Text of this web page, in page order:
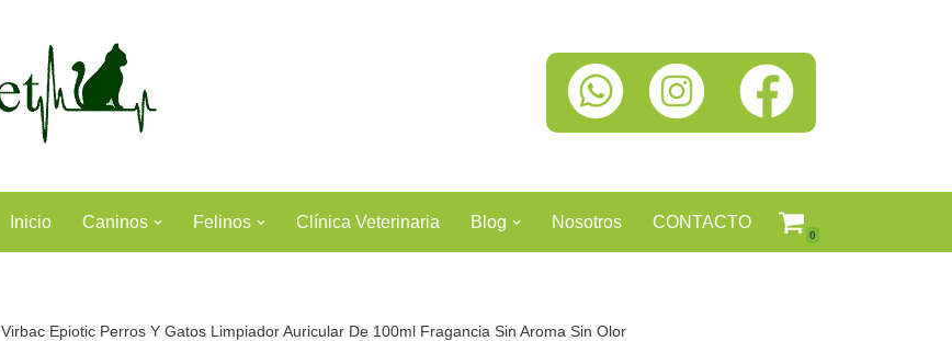
Inicio Caninos Felinos Clínica Veterinaria Blog Nosotros CONTACTO
0
Virbac Epiotic Perros Y Gatos Limpiador Auricular De 100ml Fragancia Sin Aroma Sin Olor